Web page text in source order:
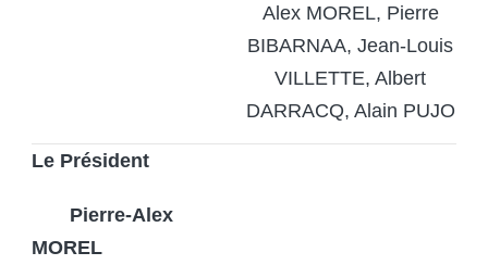
Alex MOREL, Pierre
BIBARNAA, Jean-Louis
VILLETTE, Albert
DARRACQ, Alain PUJO
Le Président
Pierre-Alex
MOREL